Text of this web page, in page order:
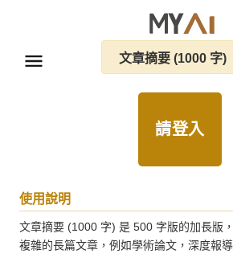
文章摘要 (1000 字)
請登入
使用說明
文章摘要 (1000 字) 是 500 字版的加長版
複雜的長篇文章，例如學術論文，深度報